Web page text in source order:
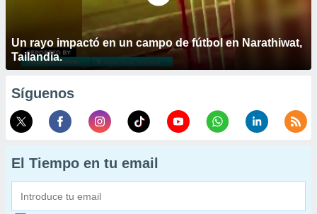
Un rayo impactó en un campo de fútbol en Narathiwat,
Tailandia.
Síguenos
El Tiempo en tu email